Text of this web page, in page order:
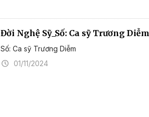
Đời Nghệ Sỹ_Số: Ca sỹ Trương Diễm
Số: Ca sỹ Trương Diễm
01/11/2024